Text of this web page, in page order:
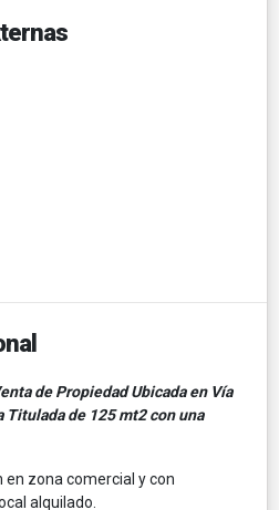
de Propiedad Ubicada en Vía
de 125 mt2 con una
zona comercial y con
alquilado.